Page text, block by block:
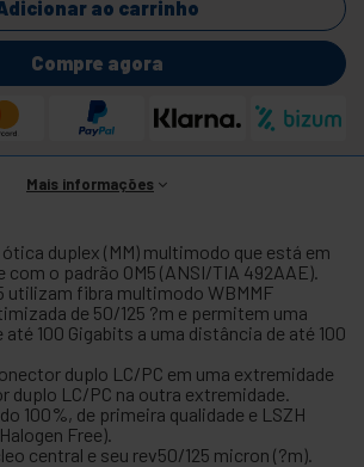
ao carrinho
Compre agora
Mais informações
duplex (MM) multimodo que está em
com o padrão OM5 (ANSI/TIA 492AAE).
utilizam fibra multimodo WBMMF
de 50/125 ?m e permitem uma
até 100 Gigabits a uma distância de até 100
duplo LC/PC em uma extremidade
duplo LC/PC na outra extremidade.
100%, de primeira qualidade e LSZH
Free).
central e seu rev50/125 micron (?m).